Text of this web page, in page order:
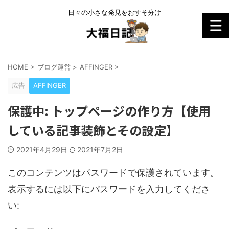
日々の小さな発見をおすそ分け
HOME > ブログ運営 > AFFINGER >
広告 AFFINGER
保護中: トップページの作り方【使用
している記事装飾とその設定】
2021年4月29日 2021年7月2日
このコンテンツはパスワードで保護されています。
表示するには以下にパスワードを入力してくださ
い: